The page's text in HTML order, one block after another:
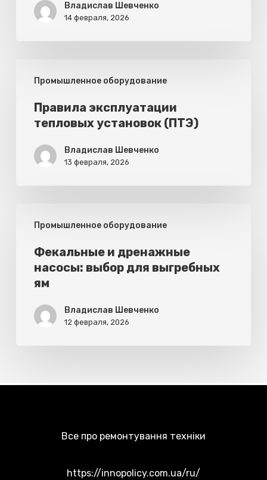
Владислав Шевченко
14 февраля, 2026
Промышленное оборудование
эксплуатации
тепловых
установок
(ПТЭ)
Правила эксплуатации
тепловых установок (ПТЭ)
Владислав Шевченко
13 февраля, 2026
Промышленное оборудование
дренажные
насосы:
выбор
выгребных
Фекальные и дренажные
насосы: выбор для выгребных
ям
Владислав Шевченко
12 февраля, 2026
Все про ремонтування техніки
https://innopolicy.com.ua/ru/